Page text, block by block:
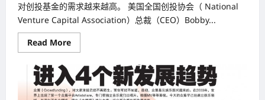
对创投基金的需求越来越高。 美国全国创投协会（ National
Venture Capital Association）总裁（CEO）Bobby...
Read MoreRead
more
界
创
投